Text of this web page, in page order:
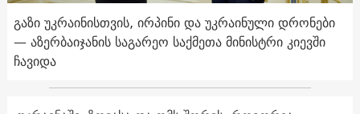
გაზი უკრაინისთვის, ირპინი და უკრაინული დრონები
— აზერბაიჯანის საგარეო საქმეთა მინისტრი კიევში
ჩავიდა